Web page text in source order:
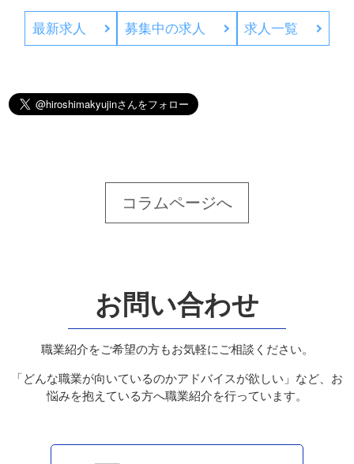
最新求人 募集中の求人 求人一覧
コラムページへ
お問い合わせ
職業紹介をご希望の方もお気軽にご相談ください。
「どんな職業が向いているのかアドバイスが欲しい」など、お
悩みを抱えている方へ職業紹介を行っています。